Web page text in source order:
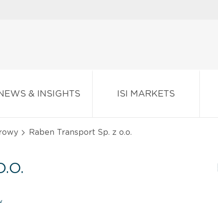
& INSIGHTS ISI MARKETS
Raben Transport Sp. z o.o.